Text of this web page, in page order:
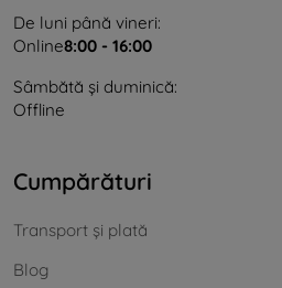
De luni până vineri:
Online8:00 - 16:00
Sâmbătă și duminică:
Offline
Cumpărături
Transport și plată
Blog